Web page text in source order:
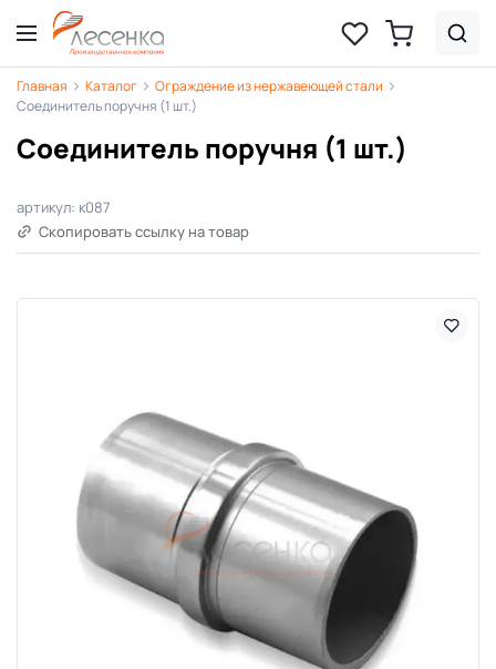
Главная Каталог
Ограждение из нержавеющей стали
Соединитель поручня (1 шт.)
Соединитель поручня (1 шт.)
артикул: к087
Скопировать ссылку на товар